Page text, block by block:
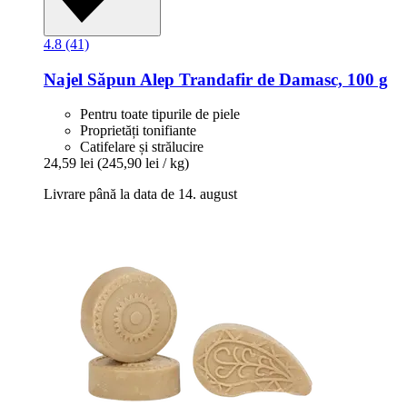
4.8 (41)
Najel Săpun Alep Trandafir de Damasc, 100 g
Pentru toate tipurile de piele
Proprietăți tonifiante
Catifelare și strălucire
24,59 lei (245,90 lei / kg)
Livrare până la data de 14. august